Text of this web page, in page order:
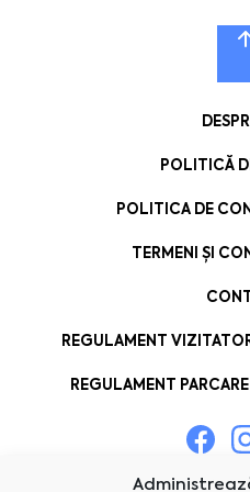
POLITICĂ
POLITICA DE
TERMENI ȘI
REGULAMENT
REGULAMENT